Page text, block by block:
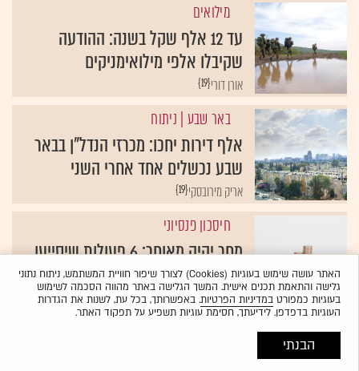
מילואים
עד 12 אלף שקל בשנה: ההודעה
שקיבלו אלפי מילואימניקים
{19}אורן דורי
באר שבע | ניתוח
אלף דירות יחכו: מכרזי הנדל"ן בבאר
שבע נכשלים אחד אחרי השני
{19}אריק מירובסקי
חיסכון פנסיוני
מחר יהיה מאוחר: 6 פעולות שיסייעו
לכם לחסוך אלפי ש' לפני סוף 2025
{19} נתנאל אריאל
האתר עושה שימוש בעוגיות (Cookies) לצורך שיפור חוויית המשתמש, ניתוח נתוני
גלישה והתאמת תכנים אישית. המשך הגלישה באתר מהווה הסכמה לשימוש
בעוגיות כמפורטבמדיניות הפרטיות. באפשרותך, בכל עת, לשנות את הגדרות
העוגיות בדפדפן. לידיעתך, חסימת עוגיות תשפיע על תפקוד האתר.
הבנתי